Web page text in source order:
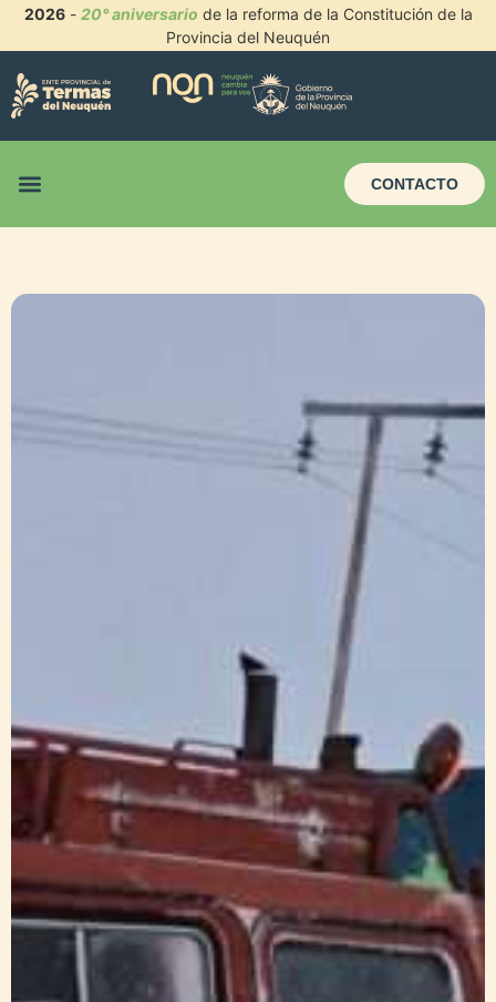
2026- 20° aniversario de la reforma de la Constitución de la
Provincia del Neuquén
CONTACTO